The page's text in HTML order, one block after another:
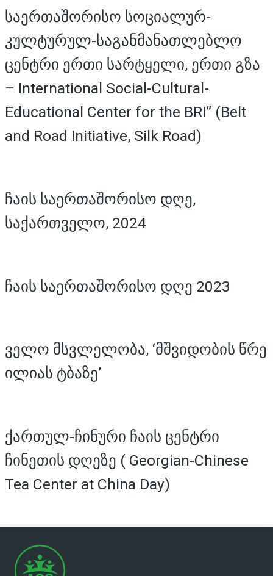
საერთაშორისო სოციალურ-
კულტურულ-საგანმანათლებლო
ცენტრი ერთი სარტყელი, ერთი გზა
– International Social-Cultural-
Educational Center for the BRI” (Belt
and Road Initiative, Silk Road)
ჩაის საერთაშორისო დღე,
საქართველო, 2024
ჩაის საერთაშორისო დღე 2023
ველო მსვლელობა, ‘მშვიდობის წრე
ილიას ტბაზე’
ქართულ-ჩინური ჩაის ცენტრი
ჩინეთის დღეზე ( Georgian-Chinese
Tea Center at China Day)